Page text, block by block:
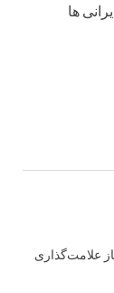
ها
علامت‌گذاری